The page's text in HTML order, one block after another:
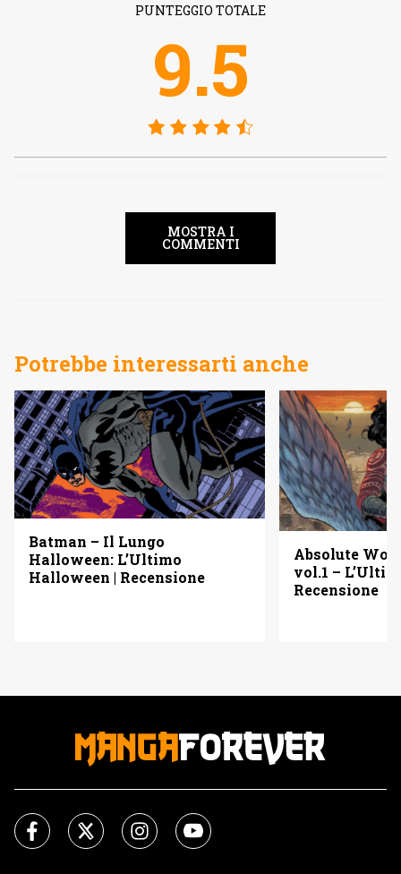
PUNTEGGIO TOTALE
9.5
MOSTRA I
COMMENTI
Potrebbe interessarti anche
Batman – Il Lungo
Halloween: L’Ultimo
Halloween | Recensione
Absolute
vol.1 –
Recensione